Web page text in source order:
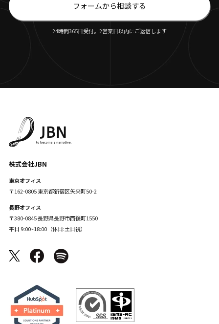
フォームから相談する
24時間365日受付。2営業日以内にご返信します
株式会社JBN
東京オフィス
〒162-0805 東京都新宿区矢来町50-2
長野オフィス
〒380-0845 長野県長野市西後町1550
平日 9:00~18:00（休日:土日祝）